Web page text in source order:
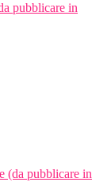
pubblicare in
(da pubblicare in